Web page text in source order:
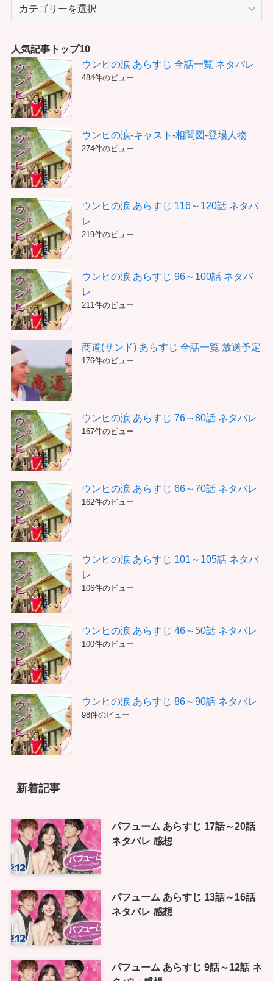
リ
ー
人気記事トップ10
ウンヒの涙 あらすじ 全話一覧 ネタバレ
484件のビュー
ウンヒの涙-キャスト-相関図-登場人物
274件のビュー
ウンヒの涙 あらすじ 116～120話 ネタバ
レ
219件のビュー
ウンヒの涙 あらすじ 96～100話 ネタバ
レ
211件のビュー
商道(サンド) あらすじ 全話一覧 放送予定
176件のビュー
ウンヒの涙 あらすじ 76～80話 ネタバレ
167件のビュー
ウンヒの涙 あらすじ 66～70話 ネタバレ
162件のビュー
ウンヒの涙 あらすじ 101～105話 ネタバ
レ
106件のビュー
ウンヒの涙 あらすじ 46～50話 ネタバレ
100件のビュー
ウンヒの涙 あらすじ 86～90話 ネタバレ
98件のビュー
新着記事
パフューム あらすじ 17話～20話
ネタバレ 感想
パフューム あらすじ 13話～16話
ネタバレ 感想
パフューム あらすじ 9話～12話 ネ